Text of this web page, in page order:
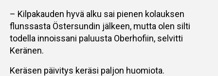
– Kilpakauden hyvä alku sai pienen kolauksen
flunssasta Östersundin jälkeen, mutta olen silti
todella innoissani paluusta Oberhofiin, selvitti
Keränen.
Keräsen päivitys keräsi paljon huomiota.